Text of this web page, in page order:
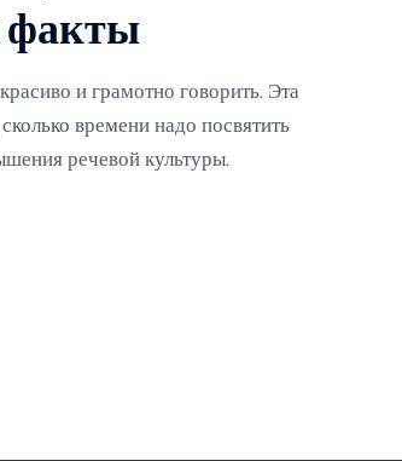
факты
и грамотно говорить. Эта
времени надо посвятить
речевой культуры.